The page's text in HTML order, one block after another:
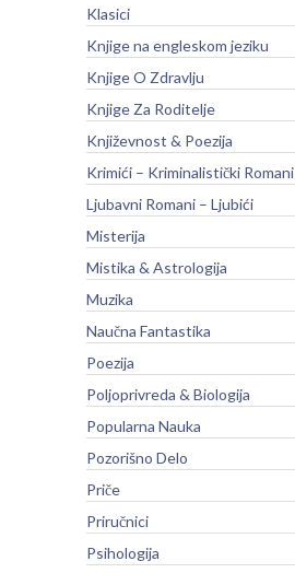
Klasici
Knjige na engleskom jeziku
Knjige O Zdravlju
Knjige Za Roditelje
Književnost & Poezija
Krimići – Kriminalistički Romani
Ljubavni Romani – Ljubići
Misterija
Mistika & Astrologija
Muzika
Naučna Fantastika
Poezija
Poljoprivreda & Biologija
Popularna Nauka
Pozorišno Delo
Priče
Priručnici
Psihologija